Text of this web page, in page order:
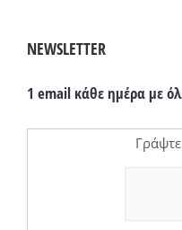
NEWSLETTER
1 email κάθε ημέρα με